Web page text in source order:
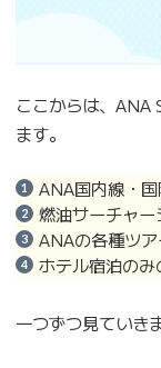
ここからは、ANA
ます。
ANA国内線・
燃油サーチャ
ANAの各種ツ
ホテル宿泊の
一つずつ見ていき